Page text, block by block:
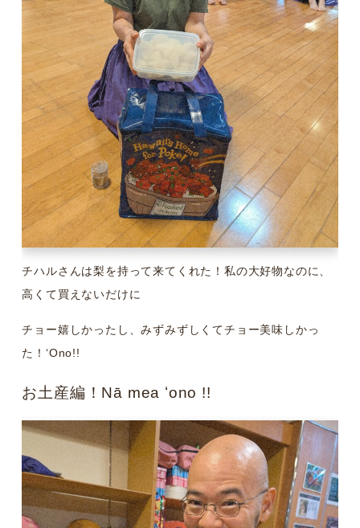
チハルさんは梨を持って来てくれた！私の大好物なのに、
高くて買えないだけに
チョー嬉しかったし、みずみずしくてチョー美味しかっ
た！ʻOno!!
お土産編！Nā mea ʻono !!